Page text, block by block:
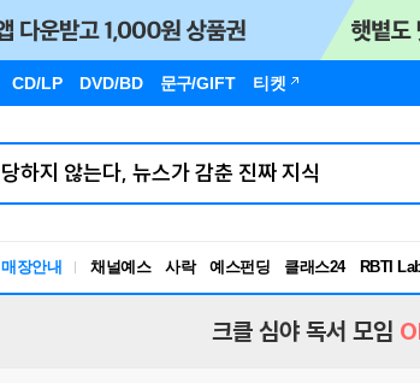
CD/LP DVD/BD 문구/GIFT 티켓
매장안내 채널예스 사락 예스펀딩 클래스24
RBTI
독서유
크클 심야 독서 모임